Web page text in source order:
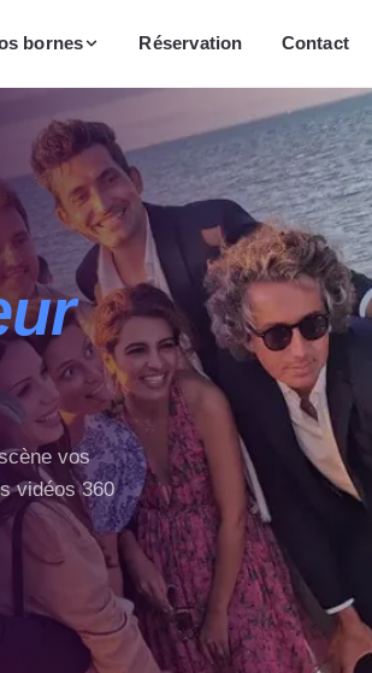
bornes Réservation Contact
vos
vidéos 360